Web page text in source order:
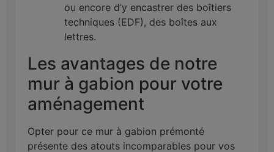
ou encore d’y encastrer des boîtiers
techniques (EDF), des boîtes aux
lettres.
Les avantages de notre
mur à gabion pour votre
aménagement
Opter pour ce mur à gabion prémonté
présente des atouts incomparables pour vos